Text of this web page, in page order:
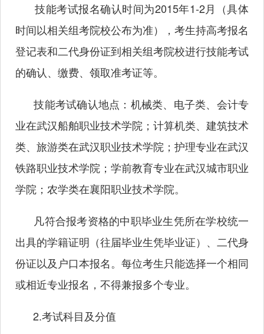
技能考试报名确认时间为2015年1-2月（具体
时间以相关组考院校公布为准），考生持高考报名
登记表和二代身份证到相关组考院校进行技能考试
的确认、缴费、领取准考证等。
技能考试确认地点：机械类、电子类、会计专
业在武汉船舶职业技术学院；计算机类、建筑技术
类、旅游类在武汉职业技术学院；护理专业在武汉
铁路职业技术学院；学前教育专业在武汉城市职业
学院；农学类在襄阳职业技术学院。
凡符合报考资格的中职毕业生凭所在学校统一
出具的学籍证明（往届毕业生凭毕业证）、二代身
份证以及户口本报名。每位考生只能选择一个相同
或相近专业报名，不得兼报多个专业。
2.考试科目及分值